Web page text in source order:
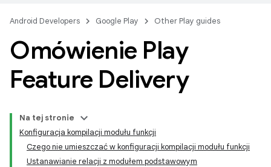
Android Developers Google Play Other Play guides
Omówienie Play
Feature Delivery
Na tej stronie
Konfiguracja kompilacji modułu funkcji
Czego nie umieszczać w konfiguracji kompilacji modułu funkcji
Ustanawianie relacji z modułem podstawowym